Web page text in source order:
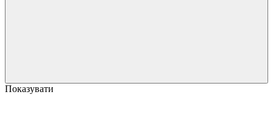
Показувати